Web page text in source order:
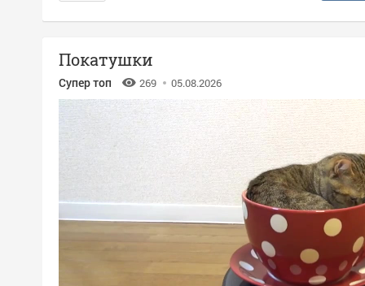
Покатушки
Супер топ 269 05.08.2026